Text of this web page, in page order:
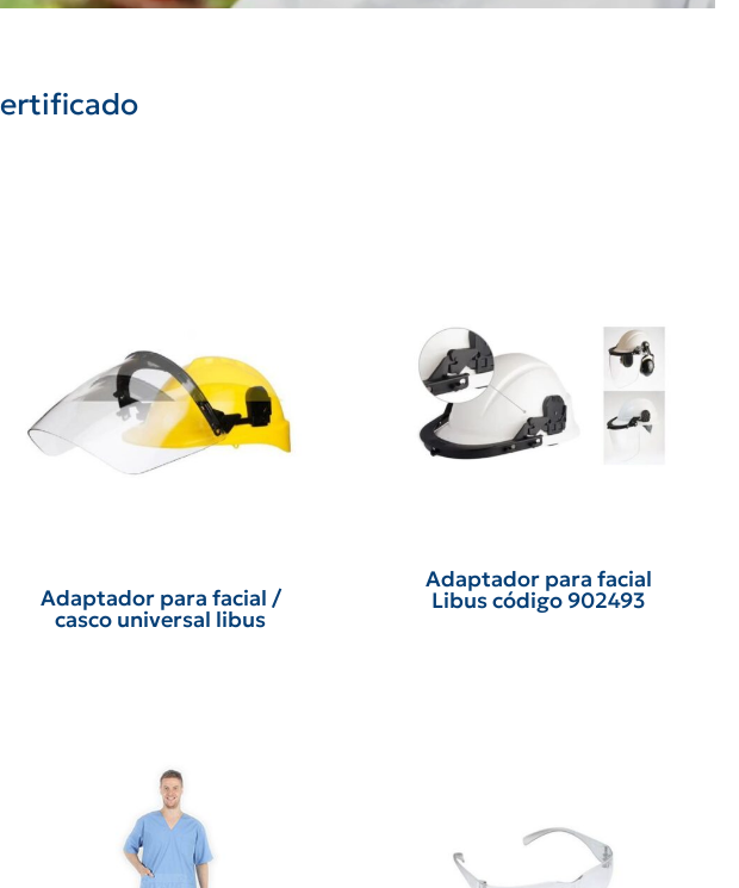
Adaptador para facial /
casco universal libus
Adaptador para facial
Libus código 902493